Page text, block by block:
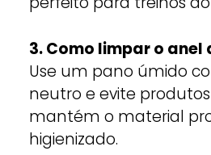
3. Como limpar o anel
Use um pano úmido
neutro e evite produtos
mantém o material
higienizado.